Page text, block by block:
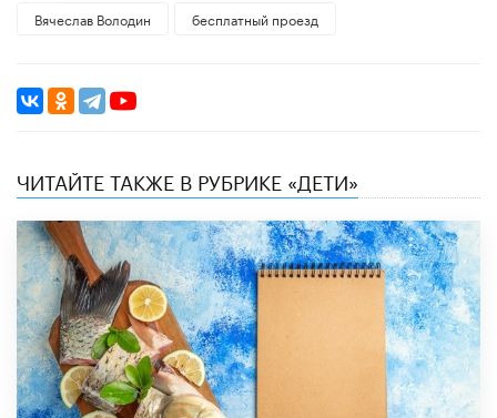
Вячеслав Володин
бесплатный проезд
ЧИТАЙТЕ ТАКЖЕ В РУБРИКЕ «ДЕТИ»